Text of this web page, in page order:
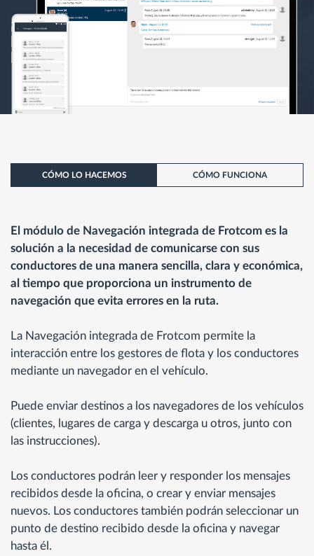
CÓMO LO HACEMOS CÓMO FUNCIONA
El módulo de Navegación integrada de Frotcom es la
solución a la necesidad de comunicarse con sus
conductores de una manera sencilla, clara y económica,
al tiempo que proporciona un instrumento de
navegación que evita errores en la ruta.
La Navegación integrada de Frotcom permite la
interacción entre los gestores de flota y los conductores
mediante un navegador en el vehículo.
Puede enviar destinos a los navegadores de los vehículos
(clientes, lugares de carga y descarga u otros, junto con
las instrucciones).
Los conductores podrán leer y responder los mensajes
recibidos desde la oficina, o crear y enviar mensajes
nuevos. Los conductores también podrán seleccionar un
punto de destino recibido desde la oficina y navegar
hasta él.